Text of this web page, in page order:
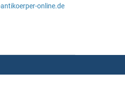
online.de